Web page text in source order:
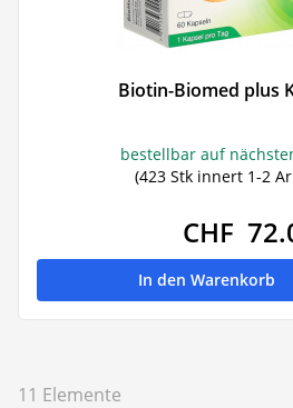
Biotin-Biomed plus
bestellbar auf
(423 Stk innert 1-2
CHF
In den Warenkorb
11 Elemente